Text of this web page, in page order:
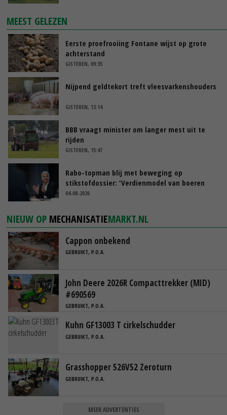
MEEST GELEZEN
Eerste proefrooiing Fontane wijst op grote
achterstand
GISTEREN, 09:35
Nijpend geldtekort treft vleesvarkenshouders
GISTEREN, 13:14
BBB vraagt minister om langer mest uit te
rijden
GISTEREN, 15:47
Rabo-topman blij met beweging op
stikstofdossier: ‘Verdienmodel van boeren
blijft cruciaal’
04-08-2026
NIEUW OP MECHANISATIEMARKT.NL
Cappon onbekend
GEBRUIKT, P.O.A.
John Deere 2026R Compacttrekker (MID)
#690569
GEBRUIKT, P.O.A.
Kuhn GF13003 T cirkelschudder
GEBRUIKT, P.O.A.
Grasshopper 526V52 Zeroturn
GEBRUIKT, P.O.A.
MEER ADVERTENTIES